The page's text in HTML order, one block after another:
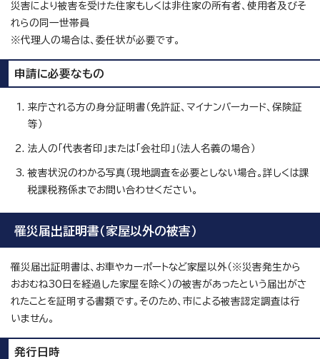
災害により被害を受けた住家もしくは非住家の所有者、使用者及びそ
れらの同一世帯員
※代理人の場合は、委任状が必要です。
申請に必要なもの
来庁される方の身分証明書（免許証、マイナンバーカード、保険証
等）
法人の「代表者印」または「会社印」（法人名義の場合）
被害状況のわかる写真（現地調査を必要としない場合。詳しくは課
税課税務係までお問い合わせください。
罹災届出証明書（家屋以外の被害）
罹災届出証明書は、お車やカーポートなど家屋以外（※災害発生から
おおむね30日を経過した家屋を除く）の被害があったという届出がさ
れたことを証明する書類です。そのため、市による被害認定調査は行
いません。
発行日時